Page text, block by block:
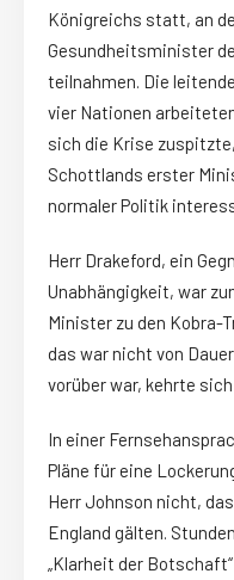
Königreichs statt, an
Gesundheitsminister
teilnahmen. Die
vier Nationen
sich die Krise
Schottlands erster
normaler Politik
Herr Drakeford, ein
Unabhängigkeit, war
Minister zu den Kobra-
das war nicht von
vorüber war, kehrte
In einer
Pläne für eine
Herr Johnson nicht,
England gälten.
„Klarheit der